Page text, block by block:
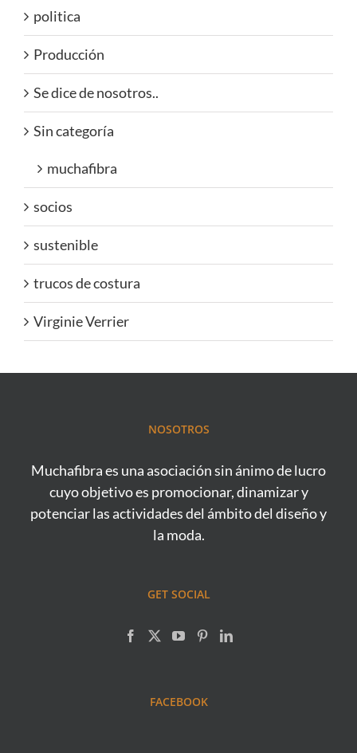
politica
Producción
Se dice de nosotros..
Sin categoría
muchafibra
socios
sustenible
trucos de costura
Virginie Verrier
NOSOTROS
Muchafibra es una asociación sin ánimo de lucro
cuyo objetivo es promocionar, dinamizar y
potenciar las actividades del ámbito del diseño y
la moda.
GET SOCIAL
FACEBOOK